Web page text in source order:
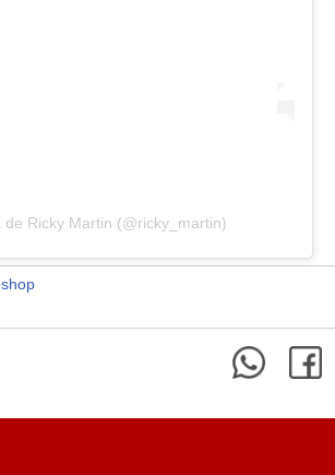
Ricky Martin (@ricky_martin)